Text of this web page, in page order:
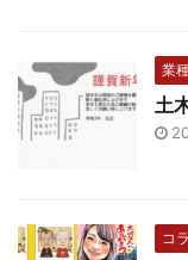
業
土
コ